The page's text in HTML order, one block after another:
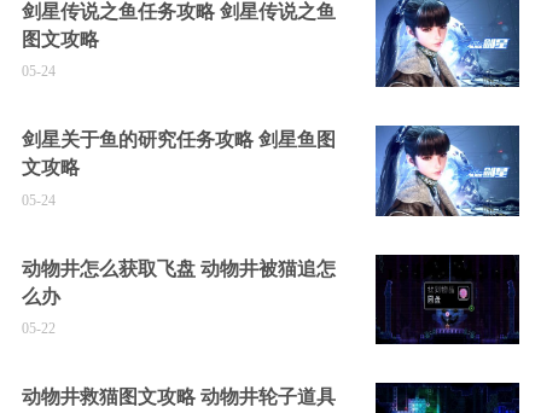
剑星传说之鱼任务攻略 剑星传说之鱼
图文攻略
05-24
剑星关于鱼的研究任务攻略 剑星鱼图
文攻略
05-24
动物井怎么获取飞盘 动物井被猫追怎
么办
05-22
动物井救猫图文攻略 动物井轮子道具